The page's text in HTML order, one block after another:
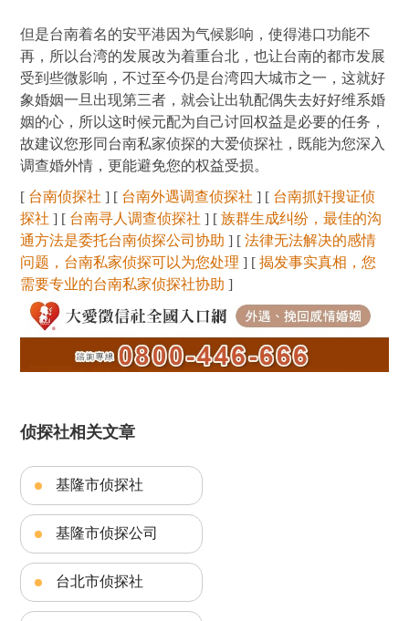
但是台南着名的安平港因为气候影响，使得港口功能不
再，所以台湾的发展改为着重台北，也让台南的都市发展
受到些微影响，不过至今仍是台湾四大城市之一，这就好
象婚姻一旦出现第三者，就会让出轨配偶失去好好维系婚
姻的心，所以这时候元配为自己讨回权益是必要的任务，
故建议您形同台南私家侦探的大爱侦探社，既能为您深入
调查婚外情，更能避免您的权益受损。
[ 台南侦探社 ] [ 台南外遇调查侦探社 ] [ 台南抓奸搜证侦
探社 ] [ 台南寻人调查侦探社 ] [族群生成纠纷，最佳的沟
通方法是委托台南侦探公司协助 ] [法律无法解决的感情
问题，台南私家侦探可以为您处理 ] [揭发事实真相，您
需要专业的台南私家侦探社协助 ]
侦探社相关文章
基隆市侦探社
基隆市侦探公司
台北市侦探社